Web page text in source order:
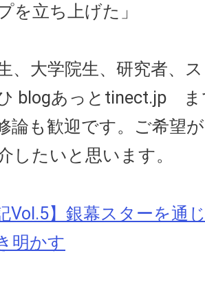
を立ち上げた」
、大学院生、研究者、
blogあっとtinect.jp ま
論も歓迎です。ご希望
したいと思います。
Vol.5】銀幕スターを通
明かす